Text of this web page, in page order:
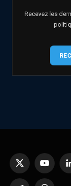
Recevez les
X
YouTube